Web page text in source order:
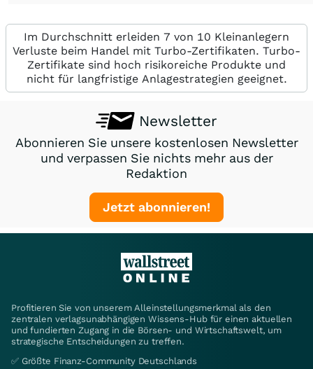
Im Durchschnitt erleiden 7 von 10 Kleinanlegern
Verluste beim Handel mit Turbo-Zertifikaten. Turbo-
Zertifikate sind hoch risikoreiche Produkte und
nicht für langfristige Anlagestrategien geeignet.
Newsletter
Abonnieren Sie unsere kostenlosen Newsletter
und verpassen Sie nichts mehr aus der
Redaktion
Jetzt abonnieren!
Profitieren Sie von unserem Alleinstellungsmerkmal als den
zentralen verlagsunabhängigen Wissens-Hub für einen aktuellen
und fundierten Zugang in die Börsen- und Wirtschaftswelt, um
strategische Entscheidungen zu treffen.
✅ Größte Finanz-Community Deutschlands